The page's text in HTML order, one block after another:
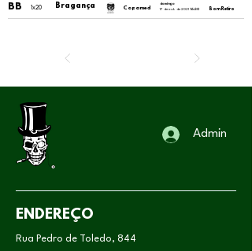
1x20
BB Bragança Copamed
domingo
17 de out. de 2021 16:30 Bom Retiro
Admin
ENDEREÇO
Rua Pedro de Toledo, 844